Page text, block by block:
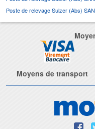
Poste de relevage Sulzer (Abs)
Moyens de transport